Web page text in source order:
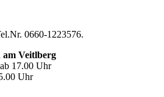
0660-1223576.
Veitlberg
17.00 Uhr
Uhr